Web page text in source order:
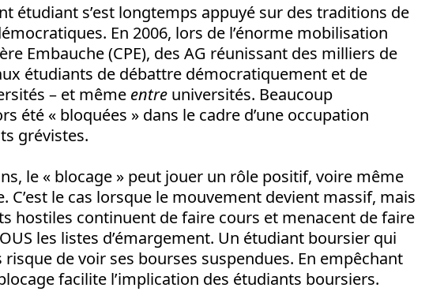
étudiant s’est longtemps appuyé sur des traditions de
En 2006, lors de l’énorme mobilisation
Embauche (CPE), des AG réunissant des milliers de
étudiants de débattre démocratiquement et de
– et même entre universités. Beaucoup
été « bloquées » dans le cadre d’une occupation
grévistes.
le « blocage » peut jouer un rôle positif, voire même
C’est le cas lorsque le mouvement devient massif, mais
hostiles continuent de faire cours et menacent de faire
les listes d’émargement. Un étudiant boursier qui
risque de voir ses bourses suspendues. En empêchant
facilite l’implication des étudiants boursiers.